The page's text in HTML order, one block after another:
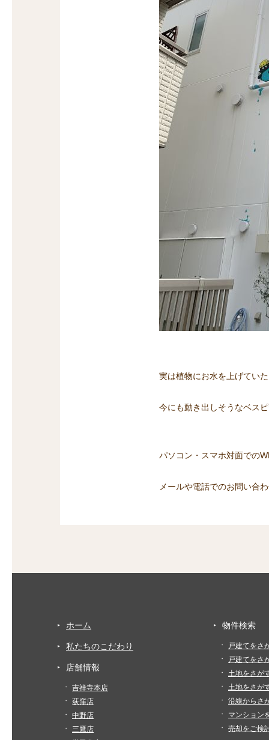
実は植物にお水を上げてい
今にも動き出しそうなベス
パソコン・スマホ対面での
メールや電話でのお問い合
ホーム
私たちのこだわり
店舗情報
吉祥寺本店
荻窪店
中野店
三鷹店
物件検索
戸建てをさ
戸建てをさ
土地をさが
土地をさが
沿線からさ
マンション
売却をご検